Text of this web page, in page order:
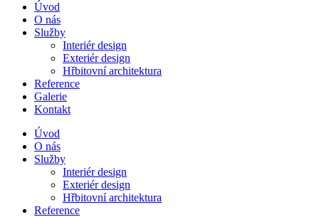
Úvod
O nás
Služby
Interiér design
Exteriér design
Hřbitovní architektura
Reference
Galerie
Kontakt
Úvod
O nás
Služby
Interiér design
Exteriér design
Hřbitovní architektura
Reference